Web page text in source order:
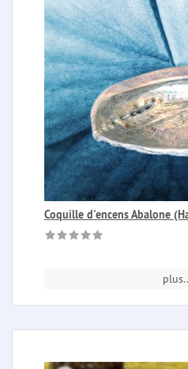
Coquille d'encens Abalone